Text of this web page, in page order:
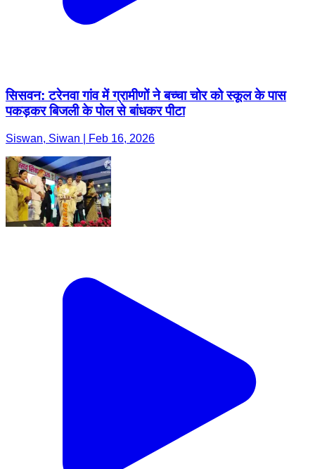
सिसवन: टरेनवा गांव में ग्रामीणों ने बच्चा चोर को स्कूल के पास
पकड़कर बिजली के पोल से बांधकर पीटा
Siswan, Siwan | Feb 16, 2026